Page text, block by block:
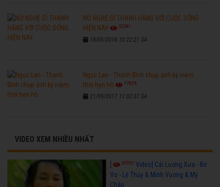
NỮ NGHỆ SĨ THANH HẰNG VỚI CUỘC SỐNG
HIỆN NAY
32581
18/05/2016 10:22:21 SA
Ngọc Lan - Thanh Bình chụp ảnh kỷ niệm
thời hẹn hò
17826
21/09/2017 11:02:37 SA
VIDEO XEM NHIỀU NHẤT
[ 67092 Video] Cải Lương Xưa - Bơ
Vơ - Lệ Thủy & Minh Vương & Mỹ
Châu